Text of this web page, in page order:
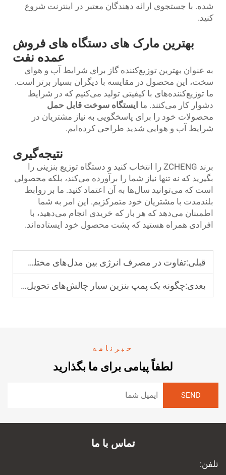
شده. با جستجوی ارائه دهندگان معتبر در اینترنت شروع
کنید.
بهترین مارک های دستگاه های فروش
عمده نفت
به عنوان بهترین توزیع‌کننده گاز برای شرایط آب و هوای
سخت، این محصول در مقایسه با دیگران بسیار برتر است.
ما توزیع‌کننده‌های با کیفیتی تولید می‌کنیم که در شرایط
دشوار کار می‌کنند. ما ایستگاه سوخت قابل حمل
محصولات خود را برای پاسخگویی به نیاز مشتریان در
شرایط آب و هوایی شدید طراحی کرده‌ایم.
نتیجه‌گیری
برند ZCHENG را انتخاب کنید و دستگاه توزیع بنزینی را
بگیرید که نه تنها نیاز شما را برآورده می‌کند، بلکه محصولی
است که می‌توانید سال‌ها به آن اعتماد کنید. ما بر روابط
بلندمدت با مشتریان خود متمرکزیم. این امر به شما
اطمینان می‌دهد که هر بار که خریدی انجام می‌دهید، با
افرادی همراه هستید که پشت محصول خود ایستاده‌اند.
قبلی:تفاوت در مصرف انرژی بین مدل‌های مختلف پمپ سوخت جایگاه‌های بنزین
بعدی:چگونه یک پمپ بنزین سیار چالش‌های تحویل سوخت در مایل آخر را حل می‌کند
خبرنامه
لطفاً پیامی برای ما بگذارید
تماس با ما
تلفن: